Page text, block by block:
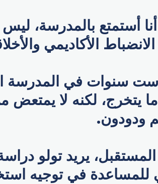
أستمتع بالمدرسة،
الأكاديمي
ست سنوات في المدرسة
يتخرج، لكنه لا
ودودون.
يريد تولو
للمساعدة في توجيه